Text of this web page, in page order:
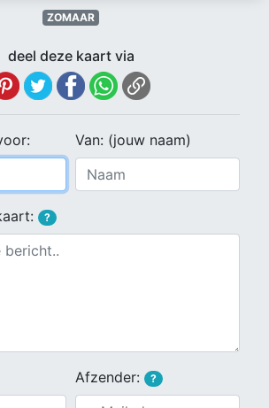
ZOMAAR
deel deze kaart via
Van: (jouw naam)
?
Afzender: ?